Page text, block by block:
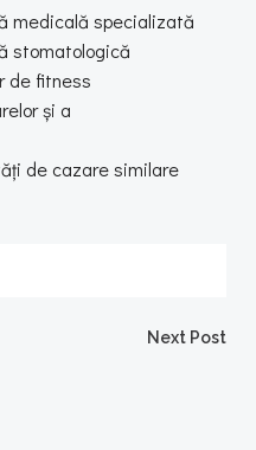
medicală specializată
stomatologică
de fitness
și a
de cazare similare
Next Post